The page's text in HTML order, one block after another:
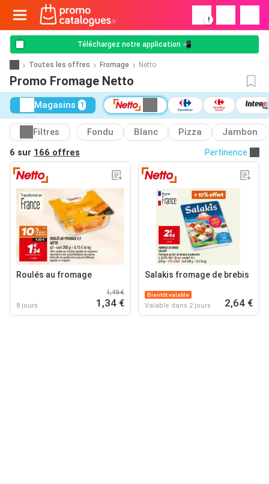
!
Téléchargez notre application 📲
Toutes les offres Fromage Netto
Promo Fromage Netto
Magasins 1
Filtres Fondu Blanc Pizza
Jambon
6 sur 166 offres Pertinence
Roulés au fromage
8 jours
1,49 €
1,34 €
Salakis fromage de brebis
Bientôt valable
Valable dans 2 jours 2,64 €